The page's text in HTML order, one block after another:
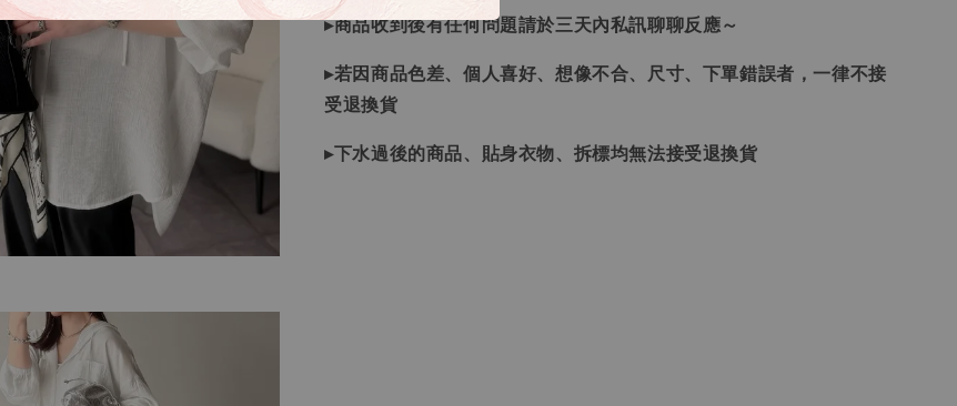
▸商品收到後有任何問題請於三天內私訊聊聊反應～
▸若因商品色差、個人喜好、想像不合、尺寸、下單錯誤者，一律不接
受退換貨
▸下水過後的商品、貼身衣物、拆標均無法接受退換貨